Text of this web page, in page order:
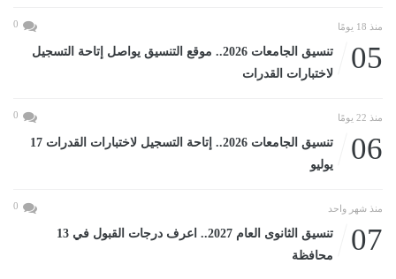
منذ 18 يومًا 0
05
تنسيق الجامعات 2026.. موقع التنسيق يواصل إتاحة التسجيل
لاختبارات القدرات
منذ 22 يومًا 0
06
تنسيق الجامعات 2026.. إتاحة التسجيل لاختبارات القدرات 17
يوليو
منذ شهر واحد 0
07
تنسيق الثانوى العام 2027.. اعرف درجات القبول في 13
محافظة